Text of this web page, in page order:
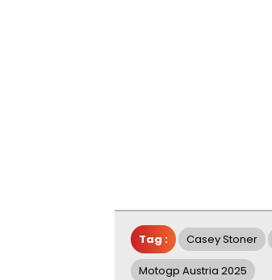
Tag : Casey Stoner
Motogp Austria 2025